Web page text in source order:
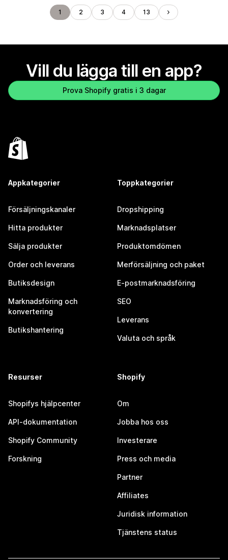
1 2 3 4 13
Vill du lägga till en app?
Prova Shopify gratis i 3 dagar
Appkategorier
Försäljningskanaler
Hitta produkter
Sälja produkter
Order och leverans
Butiksdesign
Marknadsföring och
konvertering
Butikshantering
Toppkategorier
Dropshipping
Marknadsplatser
Produktomdömen
Merförsäljning och paket
E-postmarknadsföring
SEO
Leverans
Valuta och språk
Resurser
Shopifys hjälpcenter
API-dokumentation
Shopify Community
Forskning
Shopify
Om
Jobba hos oss
Investerare
Press och media
Partner
Affiliates
Juridisk information
Tjänstens status